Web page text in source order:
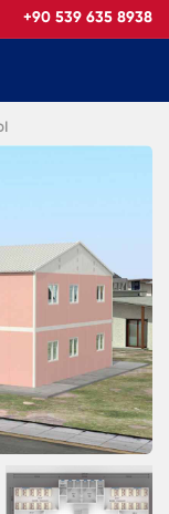
+90 539 635 8938